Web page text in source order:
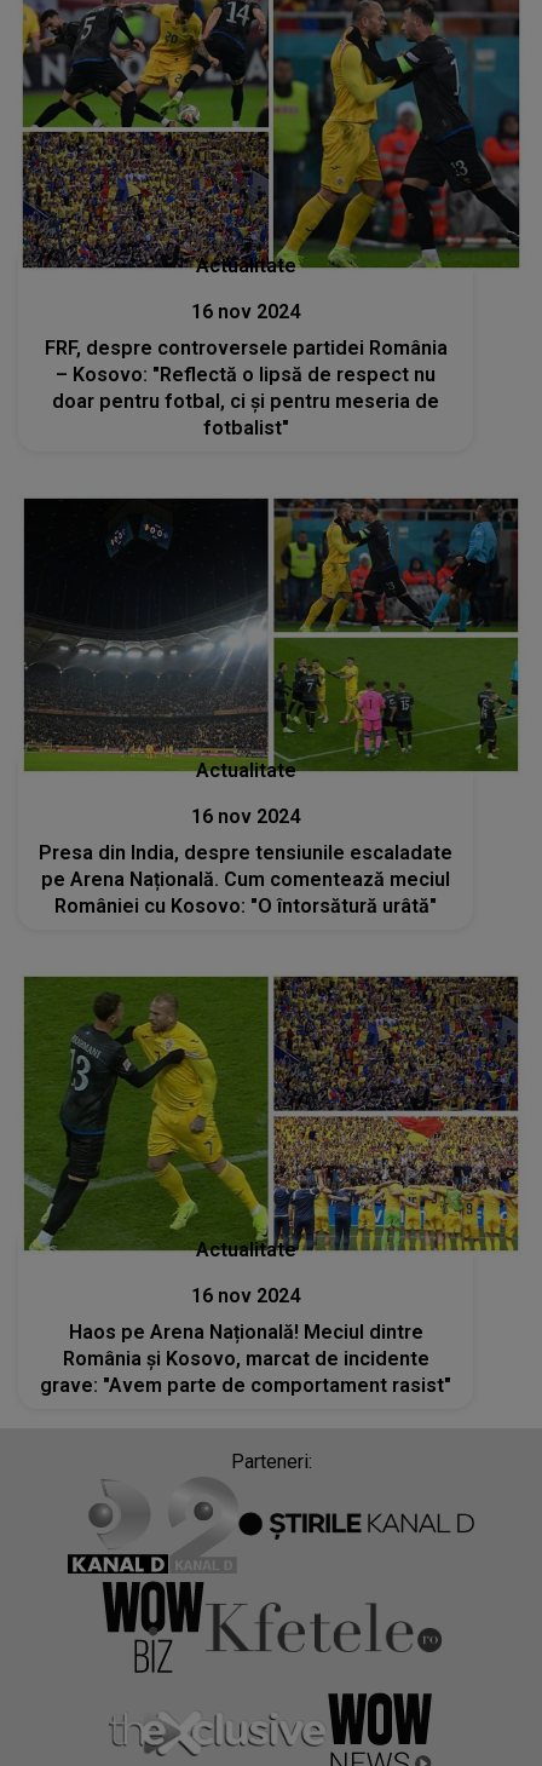
Actualitate
16 nov 2024
FRF, despre controversele partidei România
– Kosovo: "Reflectă o lipsă de respect nu
doar pentru fotbal, ci și pentru meseria de
fotbalist"
Actualitate
16 nov 2024
Presa din India, despre tensiunile escaladate
pe Arena Națională. Cum comentează meciul
României cu Kosovo: "O întorsătură urâtă"
Actualitate
16 nov 2024
Haos pe Arena Națională! Meciul dintre
România și Kosovo, marcat de incidente
grave: "Avem parte de comportament rasist"
Parteneri: